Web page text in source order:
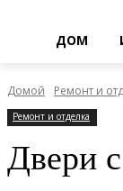
ДОМ
Домой Ремонт и
Ремонт и отделка
Двери